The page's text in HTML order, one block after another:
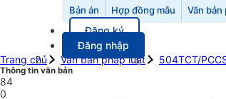
Bản án Hợp đồng mẫu Văn bản
Đăng ký
Đăng nhập
Trang chủ
Văn bản pháp luật 504TCT/
Thông tin văn bản
84
0